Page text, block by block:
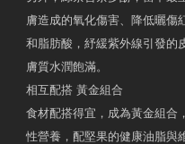
膚造成的氧化傷害、降低曬傷
和脂肪酸，紓緩紫外線引發的
膚質水潤飽滿。
相互配搭 黃金組合
食材配搭得宜，成為黃金組合
性營養，配堅果的健康油脂與